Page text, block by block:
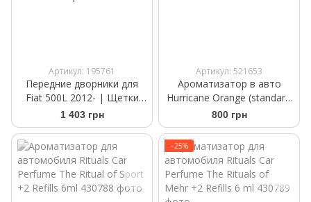
Артикул: 195761
Передние дворники для
Fiat 500L 2012- | Щетки
стеклоочистителя
бескаркасные Bosch
AeroTwin AM 466 S 650/380
мм
1 403 грн
Артикул: 521653
Ароматизатор в авто
Hurricane Orange (standart)
Аромасаше на дефлектор
800 грн
−25%